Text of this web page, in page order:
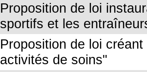
Proposition de loi
sportifs et les
Proposition de loi
activités de soins"